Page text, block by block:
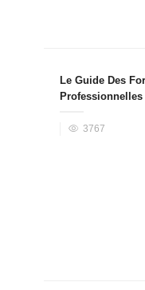
Le Guide Des
Professionnelles
3767